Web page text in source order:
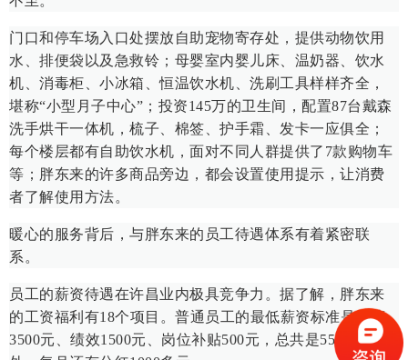
门口和停车场入口处摆放自助宠物寄存处，提供动物饮用
水、排便袋以及急救铃；母婴室内婴儿床、温奶器、饮水
机、消毒柜、小冰箱、恒温饮水机、洗刷工具样样齐全，
堪称“小型月子中心”；投资145万的卫生间，配置87台戴森
洗手烘干一体机，梳子、棉签、护手霜、发卡一应俱全；
每个楼层都有自助饮水机，面对不同人群提供了7款购物车
等；胖东来的许多商品旁边，都会设置使用提示，让消费
者了解使用方法。
暖心的服务背后，与胖东来的员工待遇体系有着紧密联
系。
员工的薪资待遇在许昌业内极具竞争力。据了解，胖东来
的工资福利有18个项目。普通员工的最低薪资标准是底薪
3500元、绩效1500元、岗位补贴500元，总共是5500元，此